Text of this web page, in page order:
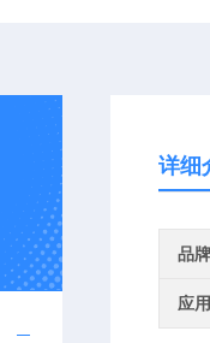
详细
品牌
应